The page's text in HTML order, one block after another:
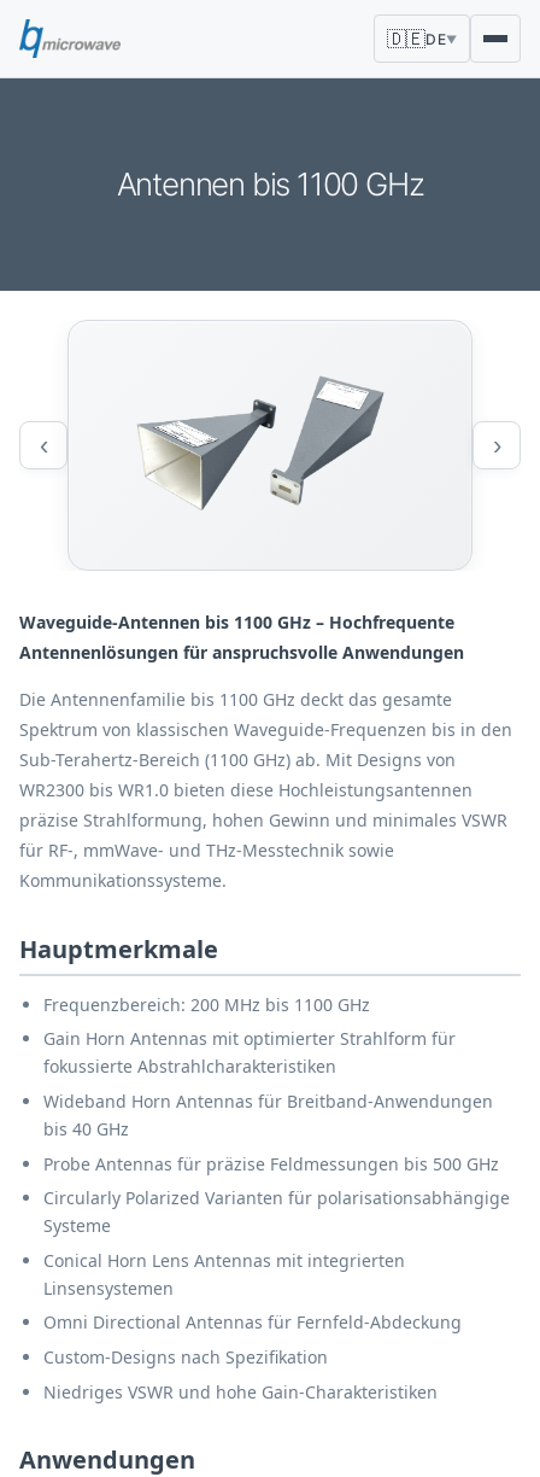
🇩🇪DE▼
Antennen bis 1100 GHz
Waveguide-Antennen bis 1100 GHz – Hochfrequente
Antennenlösungen für anspruchsvolle Anwendungen
Die Antennenfamilie bis 1100 GHz deckt das gesamte
Spektrum von klassischen Waveguide-Frequenzen bis in den
Sub-Terahertz-Bereich (1100 GHz) ab. Mit Designs von
WR2300 bis WR1.0 bieten diese Hochleistungsantennen
präzise Strahlformung, hohen Gewinn und minimales VSWR
für RF-, mmWave- und THz-Messtechnik sowie
Kommunikationssysteme.
Hauptmerkmale
Frequenzbereich: 200 MHz bis 1100 GHz
Gain Horn Antennas mit optimierter Strahlform für
fokussierte Abstrahlcharakteristiken
Wideband Horn Antennas für Breitband-Anwendungen
bis 40 GHz
Probe Antennas für präzise Feldmessungen bis 500 GHz
Circularly Polarized Varianten für polarisationsabhängige
Systeme
Conical Horn Lens Antennas mit integrierten
Linsensystemen
Omni Directional Antennas für Fernfeld-Abdeckung
Custom-Designs nach Spezifikation
Niedriges VSWR und hohe Gain-Charakteristiken
Anwendungen
‹ ›